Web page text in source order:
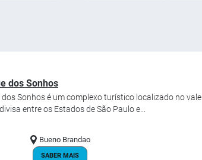
dos Sonhos
Sonhos é um complexo turístico localizado no vale
entre os Estados de São Paulo e...
Bueno Brandao
SABER MAIS